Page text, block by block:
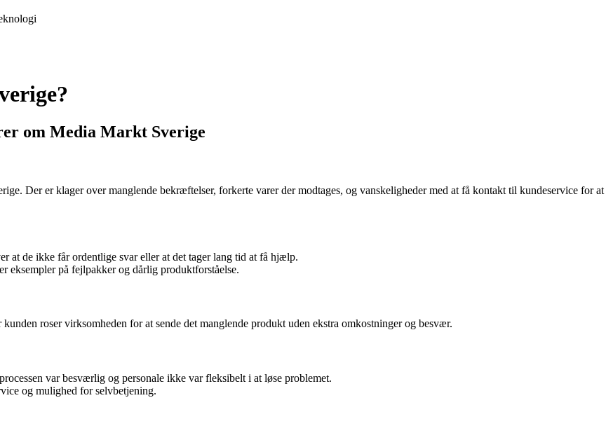
om Media Markt Sverige
Der er klager over manglende bekræftelser, forkerte varer der modtages, og vanskeligheder med at få kontakt til kundeservice for at
at de ikke får ordentlige svar eller at det tager lang tid at få hjælp.
eksempler på fejlpakker og dårlig produktforståelse.
roser virksomheden for at sende det manglende produkt uden ekstra omkostninger og besvær.
var besværlig og personale ikke var fleksibelt i at løse problemet.
og mulighed for selvbetjening.